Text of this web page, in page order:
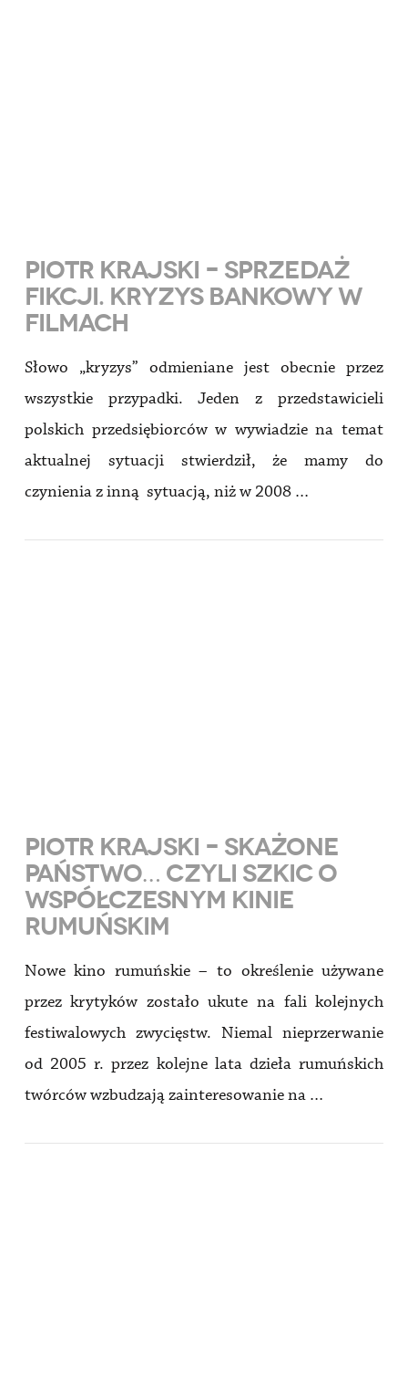
PIOTR KRAJSKI – SPRZEDAŻ
FIKCJI. KRYZYS BANKOWY W
FILMACH
Słowo „kryzys” odmieniane jest obecnie przez
wszystkie przypadki. Jeden z przedstawicieli
polskich przedsiębiorców w wywiadzie na temat
aktualnej sytuacji stwierdził, że mamy do
czynienia z inną sytuacją, niż w 2008 …
PIOTR KRAJSKI – SKAŻONE
PAŃSTWO… CZYLI SZKIC O
WSPÓŁCZESNYM KINIE
RUMUŃSKIM
Nowe kino rumuńskie – to określenie używane
przez krytyków zostało ukute na fali kolejnych
festiwalowych zwycięstw. Niemal nieprzerwanie
od 2005 r. przez kolejne lata dzieła rumuńskich
twórców wzbudzają zainteresowanie na …